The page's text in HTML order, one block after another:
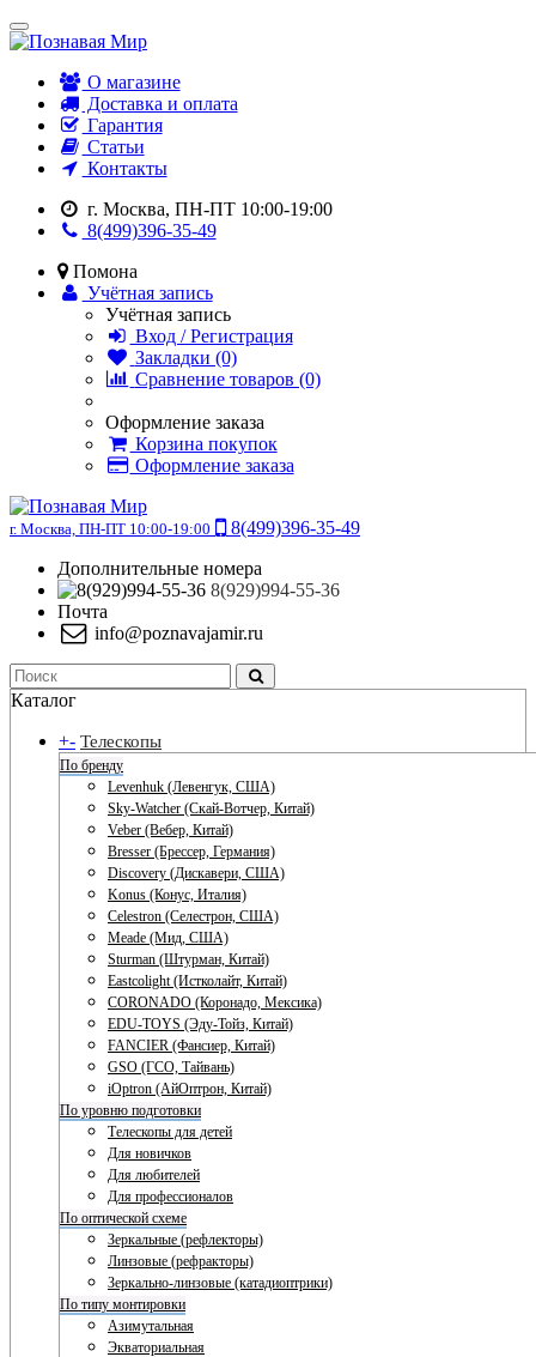
О магазине
Доставка и оплата
Гарантия
Статьи
Контакты
г. Москва, ПН-ПТ 10:00-19:00
8(499)396-35-49
Помона
Учётная запись
Учётная запись
Вход / Регистрация
Закладки (0)
Сравнение товаров (0)
Оформление заказа
Корзина покупок
Оформление заказа
г. Москва, ПН-ПТ 10:00-19:00
8(499)396-35-49
Дополнительные номера
8(929)994-55-36
Почта
info@poznavajamir.ru
Каталог
+- Телескопы
По бренду
Levenhuk (Левенгук, США)
Sky-Watcher (Скай-Вотчер, Китай)
Veber (Вебер, Китай)
Bresser (Брессер, Германия)
Discovery (Дискавери, США)
Konus (Конус, Италия)
Celestron (Селестрон, США)
Meade (Мид, США)
Sturman (Штурман, Китай)
Eastcolight (Истколайт, Китай)
CORONADO (Коронадо, Мексика)
EDU-TOYS (Эду-Тойз, Китай)
FANCIER (Фансиер, Китай)
GSO (ГСО, Тайвань)
iOptron (АйОптрон, Китай)
По уровню подготовки
Телескопы для детей
Для новичков
Для любителей
Для профессионалов
По оптической схеме
Зеркальные (рефлекторы)
Линзовые (рефракторы)
Зеркально-линзовые (катадиоптрики)
По типу монтировки
Азимутальная
Экваториальная